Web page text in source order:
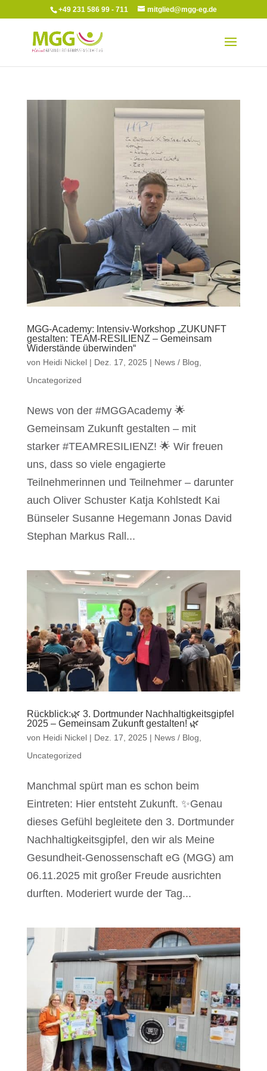
+49 231 586 99 - 711 mitglied@mgg-eg.de
MGG-Academy: Intensiv-Workshop „ZUKUNFT
gestalten: TEAM-RESILIENZ – Gemeinsam
Widerstände überwinden“
von Heidi Nickel| Dez. 17, 2025 | News / Blog,
Uncategorized
News von der #MGGAcademy 🌟
Gemeinsam Zukunft gestalten – mit
starker #TEAMRESILIENZ! 🌟 Wir freuen
uns, dass so viele engagierte
Teilnehmerinnen und Teilnehmer – darunter
auch Oliver Schuster Katja Kohlstedt Kai
Bünseler Susanne Hegemann Jonas David
Stephan Markus Rall...
Rückblick:🌿 3. Dortmunder Nachhaltigkeitsgipfel
2025 – Gemeinsam Zukunft gestalten! 🌿
von Heidi Nickel| Dez. 17, 2025 | News / Blog
Uncategorized
Manchmal spürt man es schon beim
Eintreten: Hier entsteht Zukunft. ✨Genau
dieses Gefühl begleitete den 3. Dortmunder
Nachhaltigkeitsgipfel, den wir als Meine
Gesundheit-Genossenschaft eG (MGG) am
06.11.2025 mit großer Freude ausrichten
durften. Moderiert wurde der Tag...